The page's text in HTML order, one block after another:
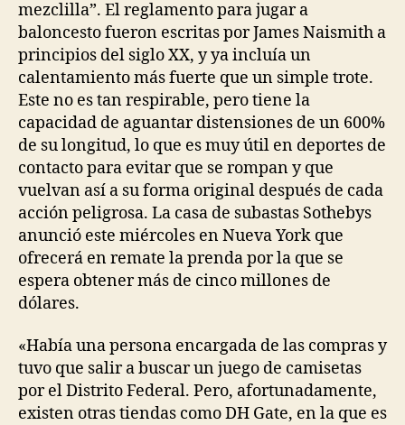
mezclilla”. El reglamento para jugar a
baloncesto fueron escritas por James Naismith a
principios del siglo XX, y ya incluía un
calentamiento más fuerte que un simple trote.
Este no es tan respirable, pero tiene la
capacidad de aguantar distensiones de un 600%
de su longitud, lo que es muy útil en deportes de
contacto para evitar que se rompan y que
vuelvan así a su forma original después de cada
acción peligrosa. La casa de subastas Sothebys
anunció este miércoles en Nueva York que
ofrecerá en remate la prenda por la que se
espera obtener más de cinco millones de
dólares.
«Había una persona encargada de las compras y
tuvo que salir a buscar un juego de camisetas
por el Distrito Federal. Pero, afortunadamente,
existen otras tiendas como DH Gate, en la que es